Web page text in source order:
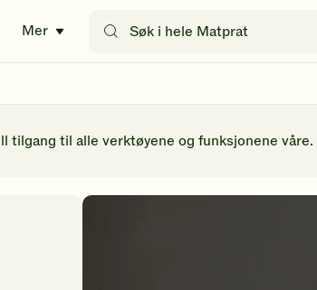
Mer
etter
tilgang til alle verktøyene og funksjonene våre.